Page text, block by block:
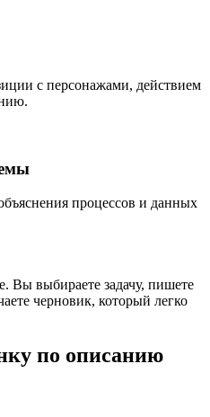
с персонажами, действием
процессов и данных
Вы выбираете задачу, пишете
черновик, который легко
по описанию